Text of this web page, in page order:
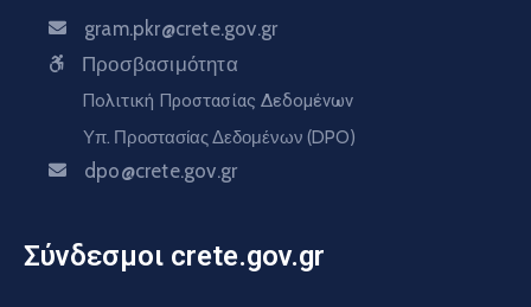
gram.pkr@crete.gov.gr
Προσβασιμότητα
Πολιτική Προστασίας Δεδομένων
Υπ. Προστασίας Δεδομένων (DPO)
dpo@crete.gov.gr
Σύνδεσμοι crete.gov.gr